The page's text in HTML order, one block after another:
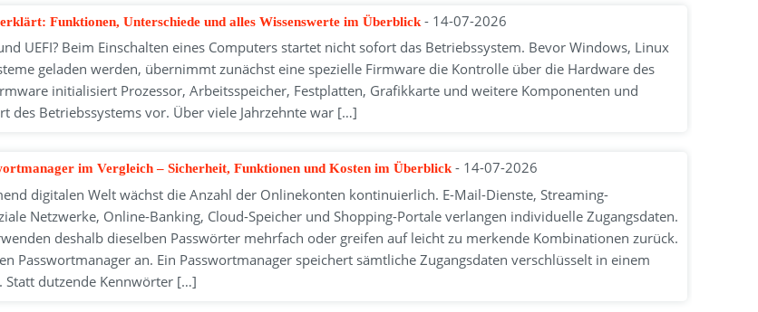
Funktionen, Unterschiede und alles Wissenswerte im Überblick - 14-07-2026
UEFI? Beim Einschalten eines Computers startet nicht sofort das Betriebssystem. Bevor Windows, Linux
geladen werden, übernimmt zunächst eine spezielle Firmware die Kontrolle über die Hardware des
initialisiert Prozessor, Arbeitsspeicher, Festplatten, Grafikkarte und weitere Komponenten und
des Betriebssystems vor. Über viele Jahrzehnte war […]
im Vergleich – Sicherheit, Funktionen und Kosten im Überblick- 14-07-2026
digitalen Welt wächst die Anzahl der Onlinekonten kontinuierlich. E-Mail-Dienste, Streaming-
Netzwerke, Online-Banking, Cloud-Speicher und Shopping-Portale verlangen individuelle Zugangsdaten.
deshalb dieselben Passwörter mehrfach oder greifen auf leicht zu merkende Kombinationen zurück.
Passwortmanager an. Ein Passwortmanager speichert sämtliche Zugangsdaten verschlüsselt in einem
Statt dutzende Kennwörter […]